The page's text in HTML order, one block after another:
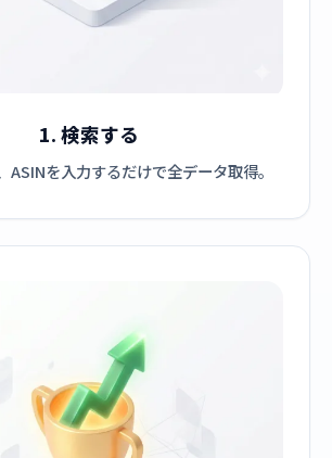
1. 検索する
ASINを入力するだけで全データ取得。